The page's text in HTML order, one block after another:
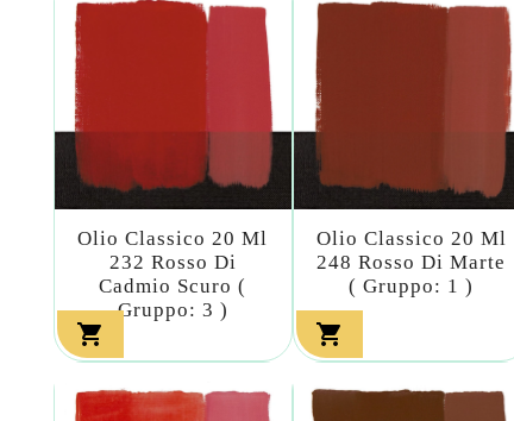
Olio Classico 20 Ml
232 Rosso Di
Cadmio Scuro (
Gruppo: 3 )

Olio Classico 20 Ml
248 Rosso Di Marte
( Gruppo: 1 )
